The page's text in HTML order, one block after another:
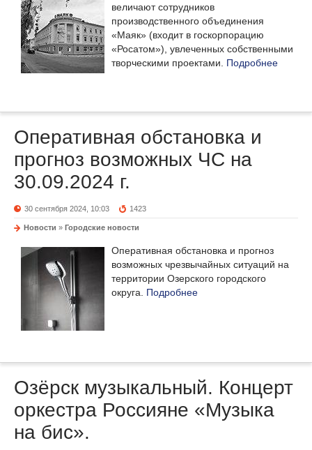
величают сотрудников
производственного объединения
«Маяк» (входит в госкорпорацию
«Росатом»), увлеченных собственными
творческими проектами. Подробнее
Оперативная обстановка и
прогноз возможных ЧС на
30.09.2024 г.
30 сентября 2024, 10:03 1423
Новости » Городские новости
Оперативная обстановка и прогноз
возможных чрезвычайных ситуаций на
территории Озерского городского
округа. Подробнее
Озёрск музыкальный. Концерт
оркестра Россияне «Музыка
на бис».